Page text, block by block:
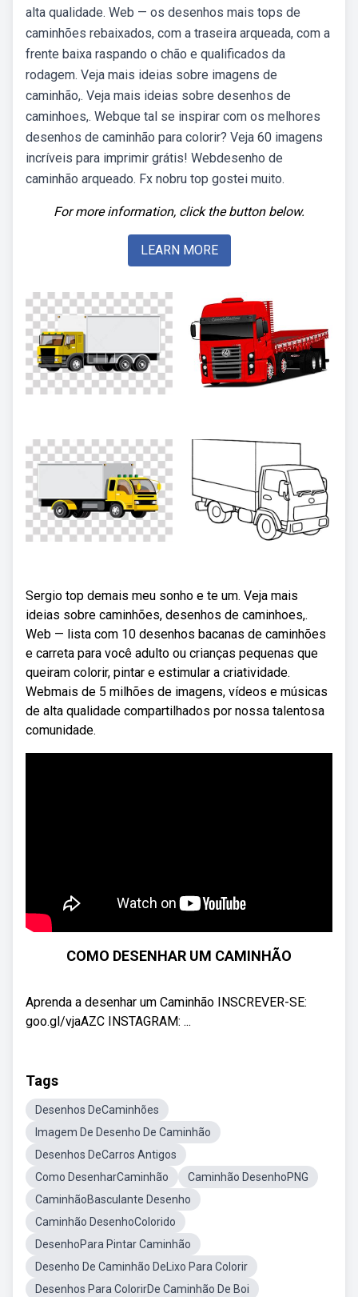
alta qualidade. Web — os desenhos mais tops de
caminhões rebaixados, com a traseira arqueada, com a
frente baixa raspando o chão e qualificados da
rodagem. Veja mais ideias sobre imagens de
caminhão,. Veja mais ideias sobre desenhos de
caminhoes,. Webque tal se inspirar com os melhores
desenhos de caminhão para colorir? Veja 60 imagens
incríveis para imprimir grátis! Webdesenho de
caminhão arqueado. Fx nobru top gostei muito.
For more information, click the button below.
LEARN MORE
Sergio top demais meu sonho e te um. Veja mais
ideias sobre caminhões, desenhos de caminhoes,.
Web — lista com 10 desenhos bacanas de caminhões
e carreta para você adulto ou crianças pequenas que
queiram colorir, pintar e estimular a criatividade.
Webmais de 5 milhões de imagens, vídeos e músicas
de alta qualidade compartilhados por nossa talentosa
comunidade.
COMO DESENHAR UM CAMINHÃO
Aprenda a desenhar um Caminhão INSCREVER-SE:
goo.gl/vjaAZC INSTAGRAM: ...
Tags
Desenhos DeCaminhões
Imagem De Desenho De Caminhão
Desenhos DeCarros Antigos
Como DesenharCaminhão
Caminhão DesenhoPNG
CaminhãoBasculante Desenho
Caminhão DesenhoColorido
DesenhoPara Pintar Caminhão
Desenho De Caminhão DeLixo Para Colorir
Desenhos Para ColorirDe Caminhão De Boi